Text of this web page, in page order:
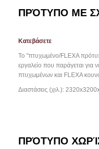
ΠΡΌΤΥΠΟ ΜΕ
Κατεβάσετε
Το "πτυχωμένο/FLEXA
εργαλείο που παράγεται για
πτυχωμένων και FLEXA
Διαστάσεις (χιλ.):
ΠΡΌΤΥΠΟ